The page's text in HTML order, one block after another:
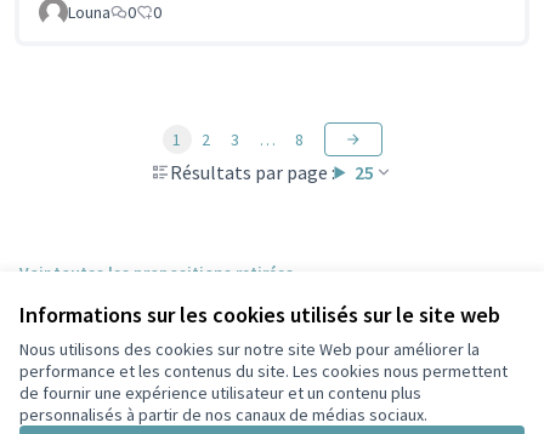
Informations sur les cookies utilisés sur le site web
Nous utilisons des cookies sur notre site Web pour améliorer la
performance et les contenus du site. Les cookies nous permettent
de fournir une expérience utilisateur et un contenu plus
personnalisés à partir de nos canaux de médias sociaux.
Louna
0 0
Résultats par page : 25
1 2 3 … 8
Voir toutes les propositions retirées
Conditions d'utilisation
Paramètres des cookies
Participez Villeurbanne sur X
Participez Villeurbanne sur Facebook
Participez Villeurbanne sur Instagram
Participez Villeurbanne sur YouTube